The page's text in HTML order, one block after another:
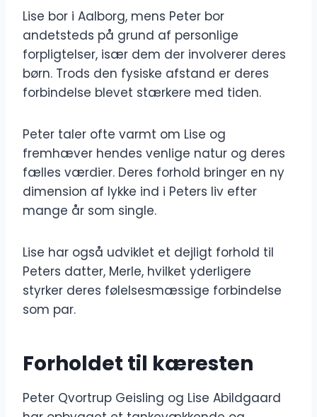
Lise bor i Aalborg, mens Peter bor
andetsteds på grund af personlige
forpligtelser, især dem der involverer deres
børn. Trods den fysiske afstand er deres
forbindelse blevet stærkere med tiden.
Peter taler ofte varmt om Lise og
fremhæver hendes venlige natur og deres
fælles værdier. Deres forhold bringer en ny
dimension af lykke ind i Peters liv efter
mange år som single.
Lise har også udviklet et dejligt forhold til
Peters datter, Merle, hvilket yderligere
styrker deres følelsesmæssige forbindelse
som par.
Forholdet til kæresten
Peter Qvortrup Geisling og Lise Abildgaard